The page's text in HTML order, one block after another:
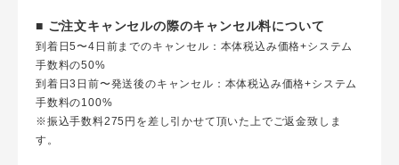
■ ご注文キャンセルの際のキャンセル料について
到着日5〜4日前までのキャンセル：本体税込み価格+システム
手数料の50%
到着日3日前〜発送後のキャンセル：本体税込み価格+システム
手数料の100%
※振込手数料275円を差し引かせて頂いた上でご返金致しま
す。